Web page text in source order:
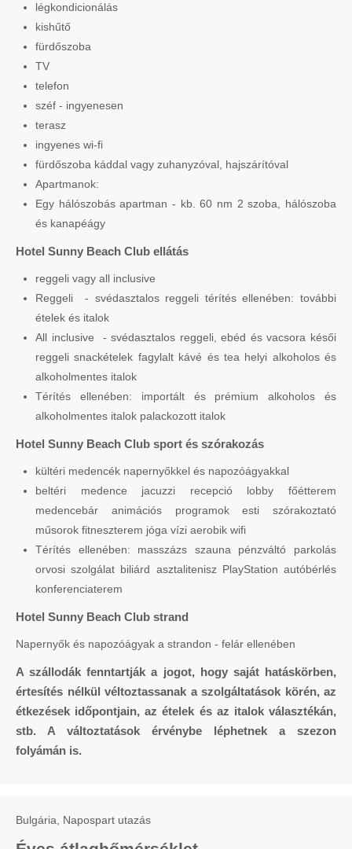
légkondicionálás
kishűtő
fürdőszoba
TV
telefon
széf - ingyenesen
terasz
ingyenes wi-fi
fürdőszoba káddal vagy zuhanyzóval, hajszárítóval
Apartmanok:
Egy hálószobás apartman - kb. 60 nm 2 szoba, hálószoba
és kanapéágy
Hotel Sunny Beach Club ellátás
reggeli vagy all inclusive
Reggeli - svédasztalos reggeli térítés ellenében: további
ételek és italok
All inclusive - svédasztalos reggeli, ebéd és vacsora késői
reggeli snackételek fagylalt kávé és tea helyi alkoholos és
alkoholmentes italok
Térítés ellenében: importált és prémium alkoholos és
alkoholmentes italok palackozott italok
Hotel Sunny Beach Club sport és szórakozás
kültéri medencék napernyőkkel és napozóágyakkal
beltéri medence jacuzzi recepció lobby főétterem
medencebár animációs programok esti szórakoztató
műsorok fitneszterem jóga vízi aerobik wifi
Térítés ellenében: masszázs szauna pénzváltó parkolás
orvosi szolgálat biliárd asztalitenisz PlayStation autóbérlés
konferenciaterem
Hotel Sunny Beach Club strand
Napernyők és napozóágyak a strandon - felár ellenében
A szállodák fenntartják a jogot, hogy saját hatáskörben,
értesítés nélkül véltoztassanak a szolgáltatások körén, az
étkezések időpontjain, az ételek és az italok választékán,
stb. A változtatások érvénybe léphetnek a szezon
folyámán is.
Bulgária, Napospart utazás